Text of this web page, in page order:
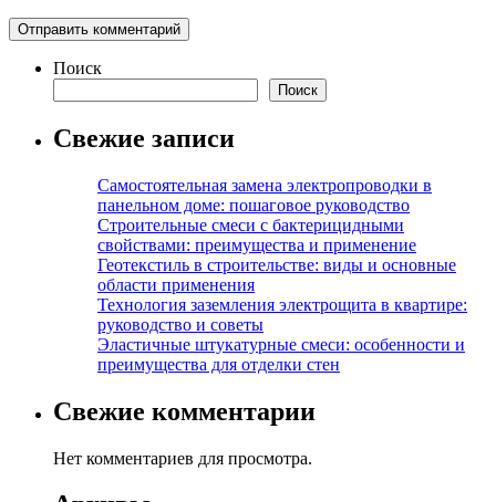
Поиск
Поиск
Свежие записи
Самостоятельная замена электропроводки в
панельном доме: пошаговое руководство
Строительные смеси с бактерицидными
свойствами: преимущества и применение
Геотекстиль в строительстве: виды и основные
области применения
Технология заземления электрощита в квартире:
руководство и советы
Эластичные штукатурные смеси: особенности и
преимущества для отделки стен
Свежие комментарии
Нет комментариев для просмотра.